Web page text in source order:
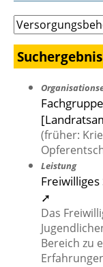
Suchergebnis
(früher:
Leistung
Freiwilliges
➚
Das
Bereich zu